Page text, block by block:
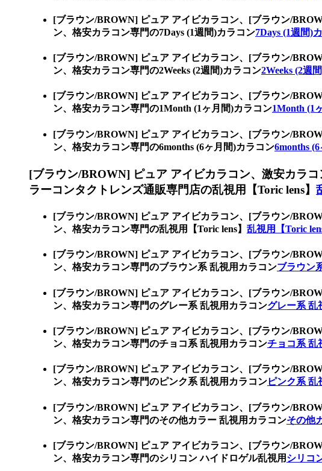
[ブラウン/BROWN] ピュア アイビカラコン、 [ブラウン/
ン、格安カラコン専門の7Days (1週間)カラコン7Days (1週間)
[ブラウン/BROWN] ピュア アイビカラコン、 [ブラウン/
ン、格安カラコン専門の2Weeks (2週間)カラコン2Weeks (2週
[ブラウン/BROWN] ピュア アイビカラコン、 [ブラウン/
ン、格安カラコン専門の1Month (1ヶ月間)カラコン1Month (1
[ブラウン/BROWN] ピュア アイビカラコン、 [ブラウン/
ン、格安カラコン専門の6months (6ヶ月間)カラコン6months
[ブラウン/BROWN] ピュア アイビカラコン、 激安カラ
ラーコンタクトレンズ通販専門店の乱視用【Toric lens】
[ブラウン/BROWN] ピュア アイビカラコン、 [ブラウン/
ン、格安カラコン専門の乱視用【Toric lens】 乱視用【Toric
[ブラウン/BROWN] ピュア アイビカラコン、
[ブラウン/
ン、格安カラコン専門のブラウン系 乱視用カラコンブラウン
[ブラウン/BROWN] ピュア アイビカラコン、 [ブラウン/
ン、格安カラコン専門のグレー系 乱視用カラコングレー系 乱
[ブラウン/BROWN] ピュア アイビカラコン、 [ブラウン/
ン、格安カラコン専門のチョコ系 乱視用カラコンチョコ系 乱
[ブラウン/BROWN] ピュア アイビカラコン、 [ブラウン/
ン、格安カラコン専門のピンク系 乱視用カラコンピンク系 乱
[ブラウン/BROWN] ピュア アイビカラコン、 [ブラウン/
ン、格安カラコン専門のその他カラー 乱視用カラコンその他
[ブラウン/BROWN] ピュア アイビカラコン、 [ブラウン/
ン、格安カラコン専門のシリコン ハイドロゲル乱視用 シリコ